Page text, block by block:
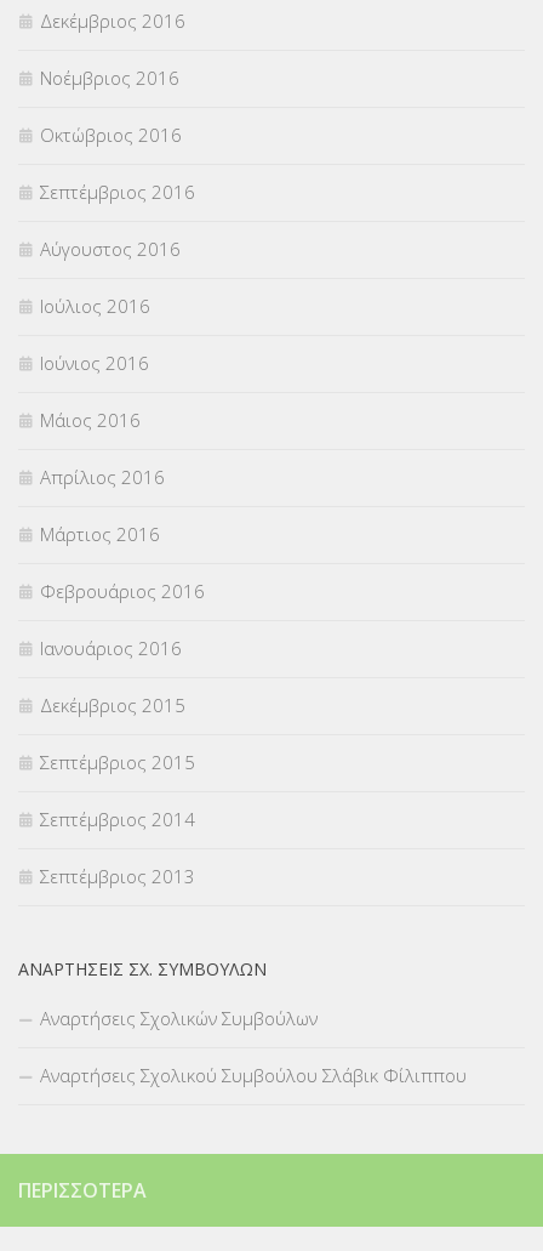
Δεκέμβριος 2016
Νοέμβριος 2016
Οκτώβριος 2016
Σεπτέμβριος 2016
Αύγουστος 2016
Ιούλιος 2016
Ιούνιος 2016
Μάιος 2016
Απρίλιος 2016
Μάρτιος 2016
Φεβρουάριος 2016
Ιανουάριος 2016
Δεκέμβριος 2015
Σεπτέμβριος 2015
Σεπτέμβριος 2014
Σεπτέμβριος 2013
ΑΝΑΡΤΉΣΕΙΣ ΣΧ. ΣΥΜΒΟΎΛΩΝ
Αναρτήσεις Σχολικών Συμβούλων
Αναρτήσεις Σχολικού Συμβούλου Σλάβικ Φίλιππου
ΠΕΡΙΣΣΌΤΕΡΑ